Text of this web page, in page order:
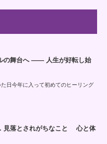
の舞台へ —— 人生が好転し始
日今年に入って初めてのヒーリング
見落とされがちなこと 心と体